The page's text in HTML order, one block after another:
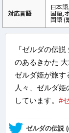
対応言語
日本
国語,
国語 (
『ゼルダの伝
のあるきかた 大
ゼルダ姫が旅す
人々、ゼルダ
しています。 #
— ゼルダの伝